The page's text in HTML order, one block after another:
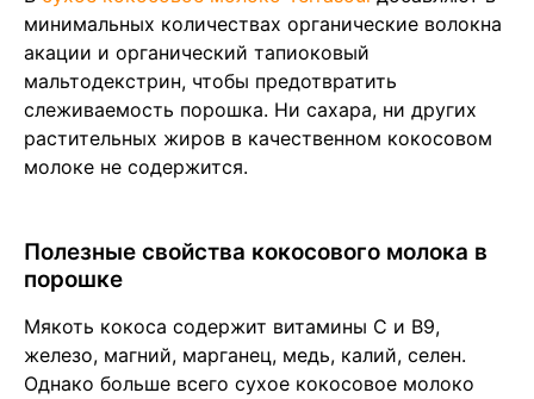
минимальных количествах органические волокна
акации и органический тапиоковый
мальтодекстрин, чтобы предотвратить
слеживаемость порошка. Ни сахара, ни других
растительных жиров в качественном кокосовом
молоке не содержится.
Полезные свойства кокосового молока в
порошке
Мякоть кокоса содержит витамины C и B9,
железо, магний, марганец, медь, калий, селен.
Однако больше всего сухое кокосовое молоко